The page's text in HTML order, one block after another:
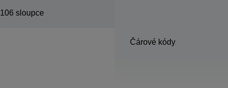
106 sloupce
Čárové kódy